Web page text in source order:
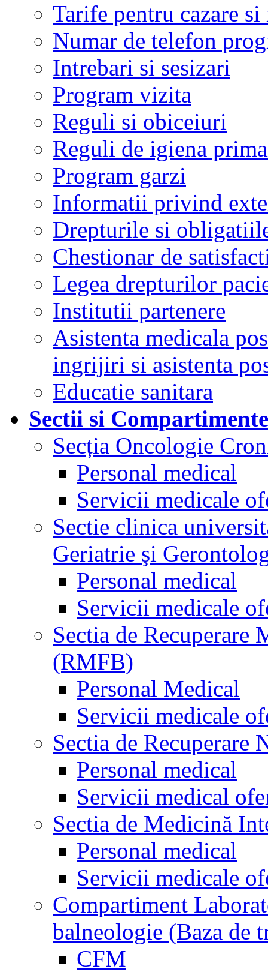
Tarife pentru cazare
Numar de telefon
Intrebari si sesizari
Program vizita
Reguli si obiceiuri
Reguli de igiena
Program garzi
Informatii privind
Drepturile si
Chestionar de
Legea drepturilor
Institutii partenere
Asistenta medicala
ingrijiri si asistenta
Educatie sanitara
Sectii si
Secția Oncologie
Personal medical
Servicii medicale
Sectie clinica
Geriatrie şi
Personal medical
Servicii medicale
Sectia de
(RMFB)
Personal Medical
Servicii medicale
Sectia de Recuperare
Personal medical
Servicii medical
Sectia de Medicină
Personal medical
Servicii medicale
Compartiment
balneologie (Baza de
CFM